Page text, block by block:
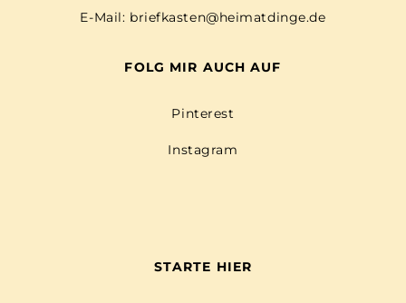
E-Mail: briefkasten@heimatdinge.de
FOLG MIR AUCH AUF
Pinterest
Instagram
STARTE HIER